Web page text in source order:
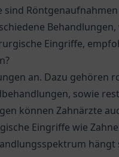
Eingriffe,
an. Dazu gehören
sowie
können Zahnärzte
Eingriffe wie